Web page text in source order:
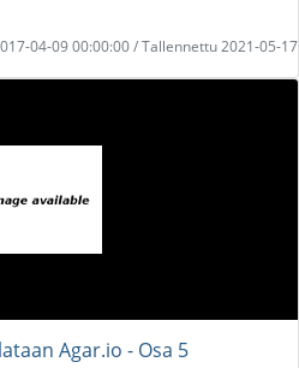
04-09 00:00:00 / Tallennettu 2021-05-17
Agar.io - Osa 5